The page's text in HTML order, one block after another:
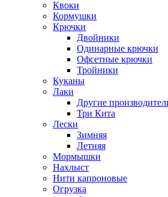
Квоки
Кормушки
Крючки
Двойники
Одинарные крючки
Офсетные крючки
Тройники
Куканы
Лаки
Другие
Три Кита
Лески
Зимняя
Летняя
Мормышки
Нахлыст
Нити капроновые
Огрузка